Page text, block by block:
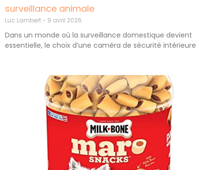
surveillance animale
Luc Lambert 9 avril 2026
Dans un monde où la surveillance domestique devient
essentielle, le choix d’une caméra de sécurité intérieure